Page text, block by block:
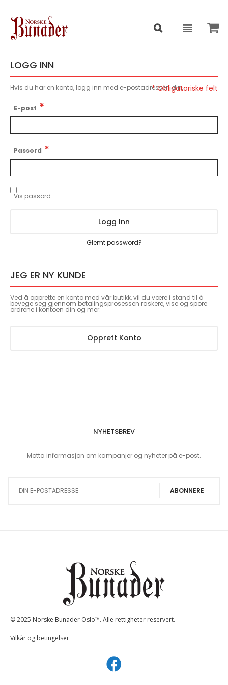
LOGG INN
Hvis du har en konto, logg inn med e-postadressen din.
E-post
Passord
Vis passord
Logg Inn
Glemt password?
JEG ER NY KUNDE
Ved å opprette en konto med vår butikk, vil du være i stand til å
bevege seg gjennom betalingsprosessen raskere, vise og spore
ordrene i kontoen din og mer.
Opprett Konto
NYHETSBREV
Motta informasjon om kampanjer og nyheter på e-post.
ABONNERE
© 2025 Norske Bunader Oslo™. Alle rettigheter reservert.
Vilkår og betingelser